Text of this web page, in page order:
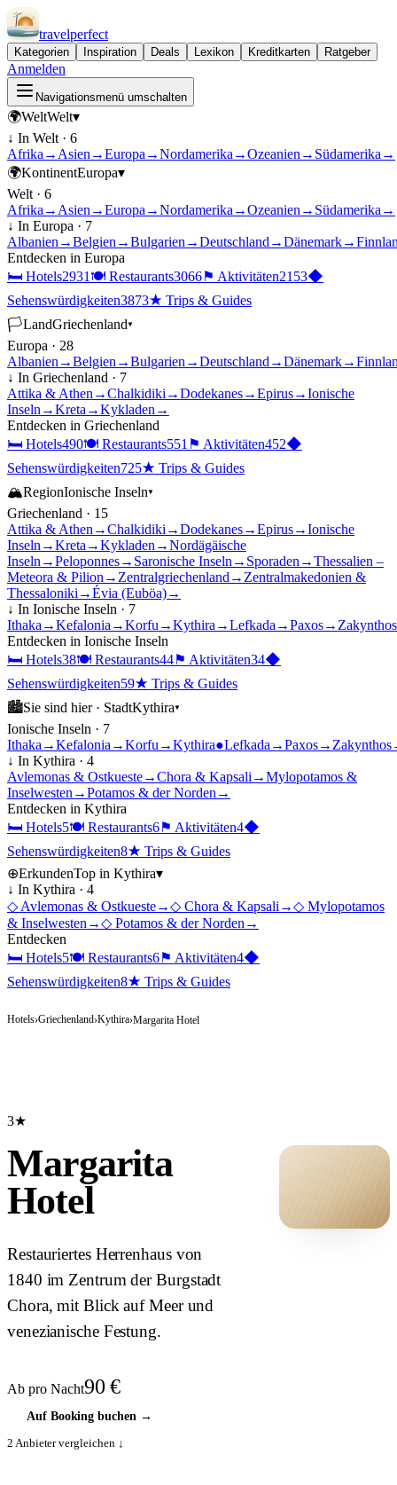
travelperfect
Kategorien Inspiration Deals Lexikon Kreditkarten Ratgeber
Anmelden
Navigationsmenü umschalten
🌍WeltWelt▾
↓ In Welt · 6
Afrika → Asien →Europa →Nordamerika →Ozeanien → Südamerika →
🌍KontinentEuropa▾
Welt · 6
Afrika → Asien →Europa →Nordamerika →Ozeanien → Südamerika →
↓ In Europa · 7
Albanien →Belgien →Bulgarien →Deutschland →Dänemark→
Entdecken in Europa
🛏 Hotels2931 🍽 Restaurants3066⚑ Aktivitäten2153◆
Sehenswürdigkeiten3873★ Trips & Guides
🏳LandGriechenland▾
Europa · 28
Albanien →Belgien →Bulgarien →Deutschland →Dänemark→
↓ In Griechenland · 7
Attika & Athen →Chalkidiki →Dodekanes→Epirus→Ionische
Inseln →Kreta →Kykladen →
Entdecken in Griechenland
🛏 Hotels490🍽 Restaurants551 ⚑ Aktivitäten452◆
Sehenswürdigkeiten725★ Trips & Guides
🏔RegionIonische Inseln▾
Griechenland · 15
Attika & Athen →Chalkidiki →Dodekanes→Epirus→Ionische
Inseln →Kreta →Kykladen →Nordägäische
Inseln →Peloponnes→ Saronische Inseln → Sporaden →Thessalien –
Meteora & Pilion → Zentralgriechenland → Zentralmakedonien &
Thessaloniki →Évia (Euböa)→
↓ In Ionische Inseln · 7
Ithaka →Kefalonia →Korfu →Kythira →Lefkada →Paxos→ Zakynthos
Entdecken in Ionische Inseln
🛏 Hotels38🍽 Restaurants44⚑ Aktivitäten34◆
Sehenswürdigkeiten59★ Trips & Guides
🏙Sie sind hier · StadtKythira▾
Ionische Inseln · 7
Ithaka →Kefalonia →Korfu →Kythira●Lefkada →Paxos→ Zakynthos
↓ In Kythira · 4
Avlemonas & Ostkueste→Chora & Kapsali →Mylopotamos &
Inselwesten →Potamos & der Norden →
Entdecken in Kythira
🛏 Hotels5🍽 Restaurants6⚑ Aktivitäten4◆
Sehenswürdigkeiten8★ Trips & Guides
⊕ErkundenTop in Kythira▾
↓ In Kythira · 4
◇ Avlemonas & Ostkueste→◇ Chora & Kapsali →◇ Mylopotamos
& Inselwesten →◇ Potamos & der Norden →
Entdecken
🛏 Hotels5🍽 Restaurants6⚑ Aktivitäten4◆
Sehenswürdigkeiten8★ Trips & Guides
Hotels›Griechenland›Kythira›Margarita Hotel
3★
Margarita
Hotel
Restauriertes Herrenhaus von
1840 im Zentrum der Burgstadt
Chora, mit Blick auf Meer und
venezianische Festung.
Ab pro Nacht90 €
Auf Booking buchen→
2 Anbieter vergleichen ↓